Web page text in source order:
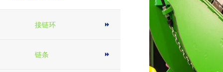
接链环
链条